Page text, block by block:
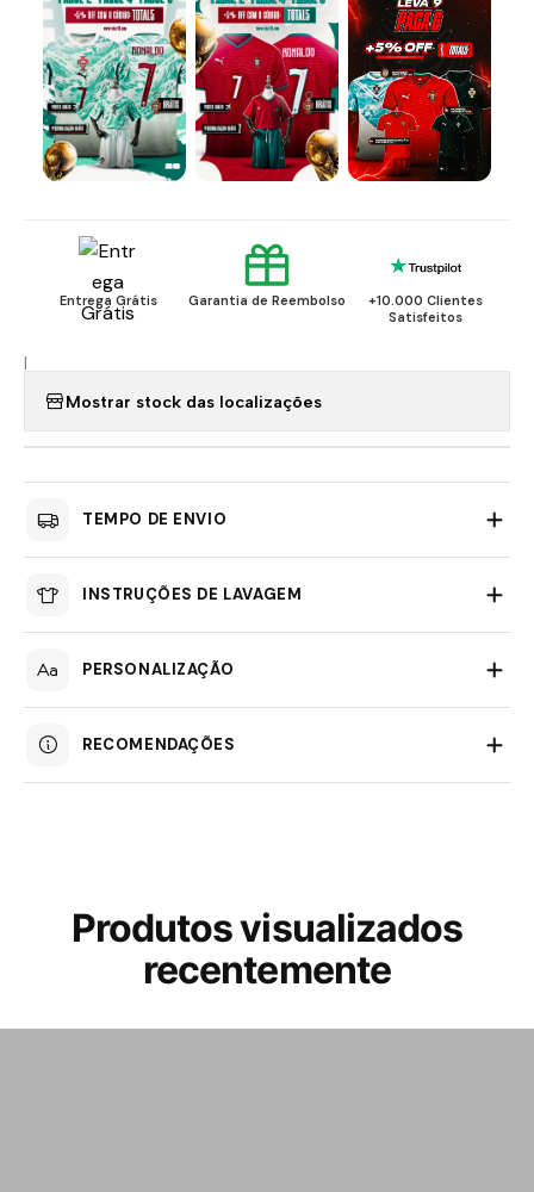
Entrega Grátis Garantia de Reembolso
+10.000 Clientes
Satisfeitos
|
Mostrar stock das localizações
TEMPO DE ENVIO
INSTRUÇÕES DE LAVAGEM
PERSONALIZAÇÃO
RECOMENDAÇÕES
Produtos visualizados
recentemente